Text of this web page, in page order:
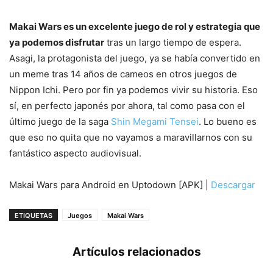
Makai Wars es un excelente juego de rol y estrategia que
ya podemos disfrutar tras un largo tiempo de espera.
Asagi, la protagonista del juego, ya se había convertido en
un meme tras 14 años de cameos en otros juegos de
Nippon Ichi. Pero por fin ya podemos vivir su historia. Eso
sí, en perfecto japonés por ahora, tal como pasa con el
último juego de la saga Shin Megami Tensei. Lo bueno es
que eso no quita que no vayamos a maravillarnos con su
fantástico aspecto audiovisual.
Makai Wars para Android en Uptodown [APK] | Descargar
ETIQUETAS Juegos Makai Wars
Artículos relacionados